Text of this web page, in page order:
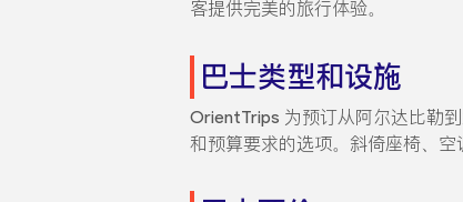
客提供完美的旅行体验。
巴士类型和设施
OrientTrips 为预订从阿尔达比勒
和预算要求的选项。斜倚座椅、空